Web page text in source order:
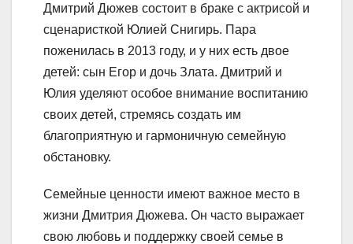
Дмитрий Дюжев состоит в браке с актрисой и
сценаристкой Юлией Снигирь. Пара
поженилась в 2013 году, и у них есть двое
детей: сын Егор и дочь Злата. Дмитрий и
Юлия уделяют особое внимание воспитанию
своих детей, стремясь создать им
благоприятную и гармоничную семейную
обстановку.
Семейные ценности имеют важное место в
жизни Дмитрия Дюжева. Он часто выражает
свою любовь и поддержку своей семье в